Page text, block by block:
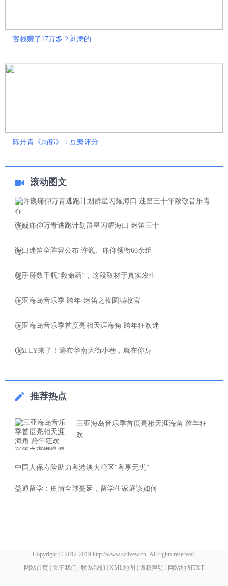
客栈赚了17万多？刘涛的
陈丹青《局部》：豆瓣评分
滚动图文
许巍痛仰万青逃跑计划群星闪耀海口 迷笛三十
海口迷笛全阵容公布 许巍、痛仰领衔60余组
徒手掰数千瓶“救命药”，这段取材于真实发生
三亚海岛音乐季 跨年·迷笛之夜圆满收官
三亚海岛音乐季首度亮相天涯海角 跨年狂欢迷
OATLY来了！遍布华南大街小巷，就在你身
推荐热点
三亚海岛音乐季首度亮相天涯海角 跨年狂
欢
中国人保寿险助力粤港澳大湾区“粤享无忧”
益通留学：疫情全球蔓延，留学生家庭该如何
Copyright © 2012-2019 http://www.szlivew.cn, All rights reserved.
网站首页 | 关于我们 | 联系我们 | XML地图 | 版权声明 | 网站地图TXT